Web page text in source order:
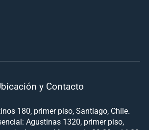
y Contacto
180, primer piso, Santiago, Chile.
Agustinas 1320, primer piso,